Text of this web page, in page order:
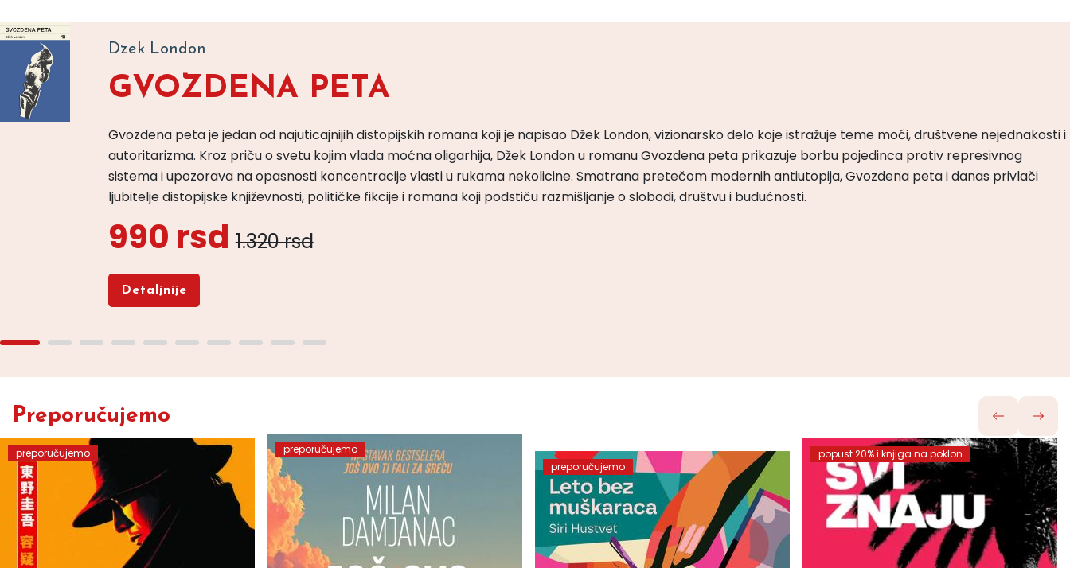
Dzek London
GVOZDENA PETA
Gvozdena peta je jedan od najuticajnijih distopijskih romana koji je napisao Džek London, vizionarsko delo koje istražuje teme moći, društvene nejednakosti i
autoritarizma. Kroz priču o svetu kojim vlada moćna oligarhija, Džek London u romanu Gvozdena peta prikazuje borbu pojedinca protiv represivnog
sistema i upozorava na opasnosti koncentracije vlasti u rukama nekolicine. Smatrana pretečom modernih antiutopija, Gvozdena peta i danas privlači
ljubitelje distopijske književnosti, političke fikcije i romana koji podstiču razmišljanje o slobodi, društvu i budućnosti.
990 rsd 1.320 rsd
Detaljnije
Preporučujemo
preporučujemo preporučujemo
preporučujemo
popust 20% i knjiga na poklon